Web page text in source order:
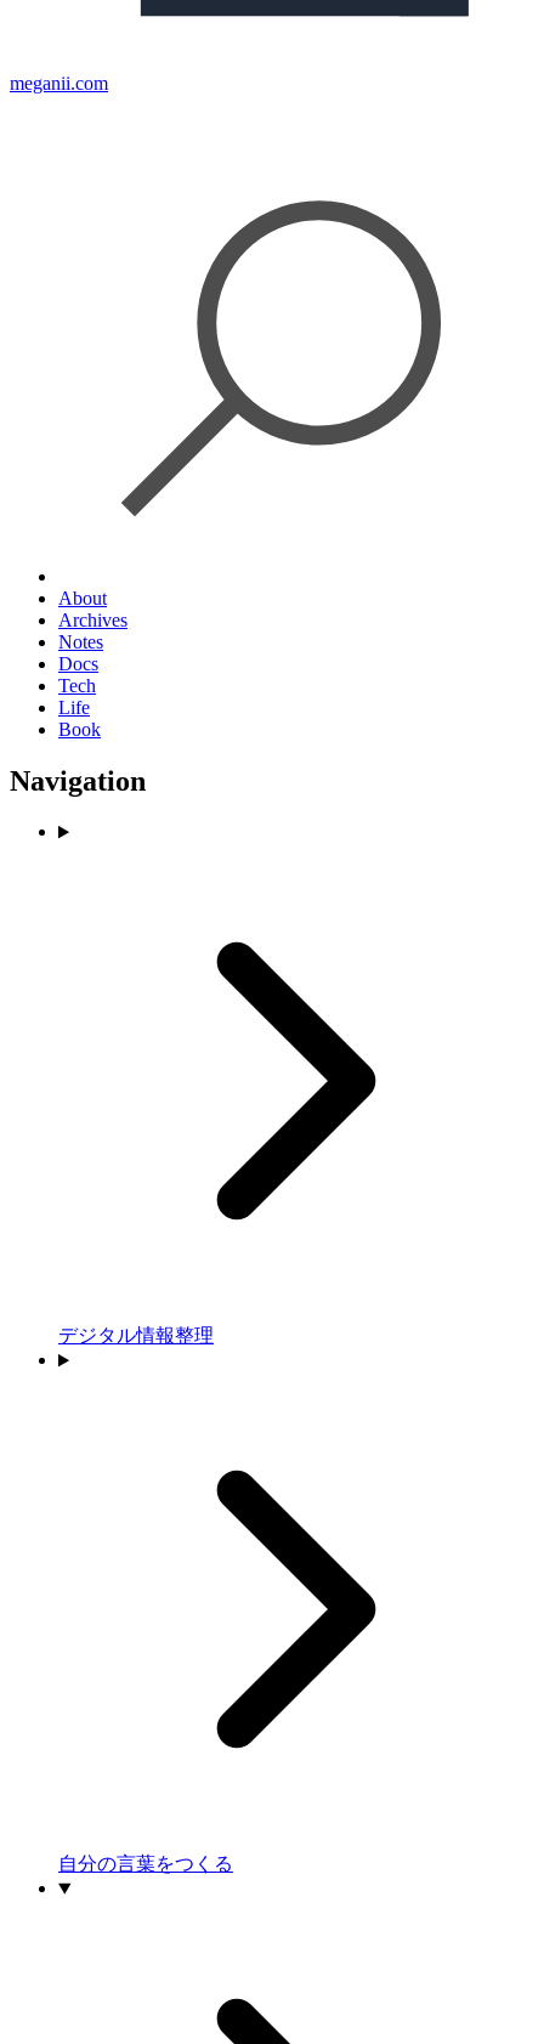
meganii.com
About
Archives
Notes
Docs
Tech
Life
Book
Navigation
デジタル情報整理
自分の言葉をつくる